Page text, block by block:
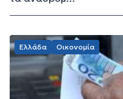
Ελλάδα Οικονομία